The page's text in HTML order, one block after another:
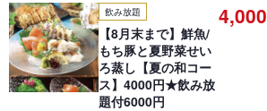
飲み放題
【8月末まで】鮮魚/
もち豚と夏野菜せい
ろ蒸し【夏の和コー
ス】4000円★飲み放
題付6000円
4,000